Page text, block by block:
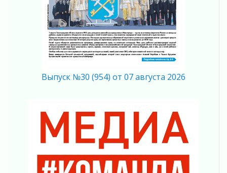
04 августа 2026
Память, сталь и музыка
04 августа 2026
Регион готовится к выборам
04 августа 2026
Никакого принуждения, только письменное
Без риска для здоровья и кошелька
04 августа 2026
Важная информация
04 августа 2026
Что делать со сбережениями
04 августа 2026
Выпуск №30 (954) от 07 августа 2026